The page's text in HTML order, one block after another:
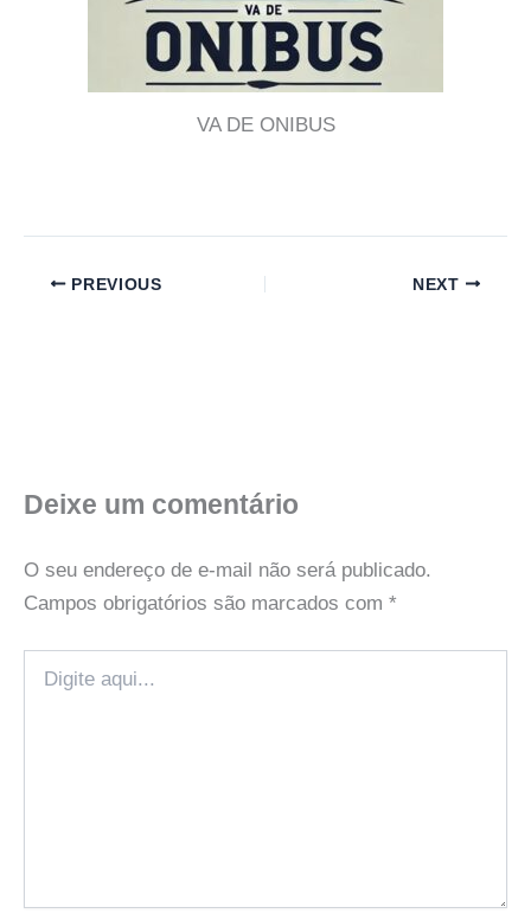
VA DE ONIBUS
PREVIOUS NEXT
Deixe um comentário
O seu endereço de e-mail não será publicado.
Campos obrigatórios são marcados com *
aqui...